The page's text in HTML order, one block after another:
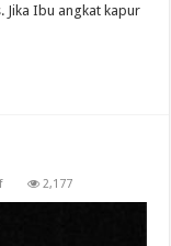
Jika Ibu angkat kapur
on
2,177